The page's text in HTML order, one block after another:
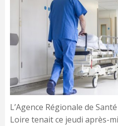
L’Agence Régionale de
Loire tenait ce jeudi après-